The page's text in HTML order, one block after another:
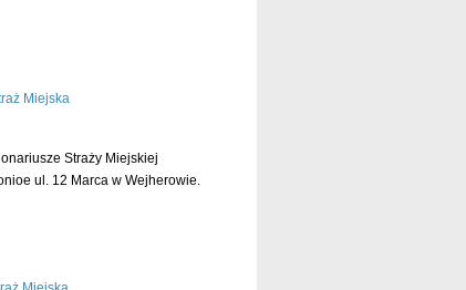
Miejska
Straży Miejskiej
ul. 12 Marca w Wejherowie.